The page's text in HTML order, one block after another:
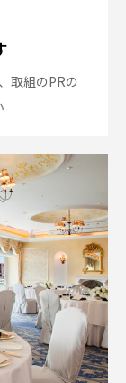
取組のPRの